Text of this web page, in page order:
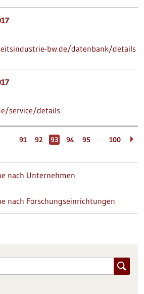
bw.de/datenbank/details
service/details
… 91 92 93 94 95 … 100
nach Unternehmen
nach Forschungseinrichtungen